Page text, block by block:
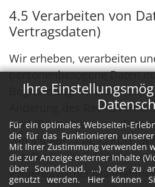
Ihre
Für ein optimales Webseiten-
die für das Funktionieren
Mit Ihrer Zustimmung verwenden
die zur Anzeige externer Inhalte
über Soundcloud, ...) oder zu
genutzt werden. Hier können
4.5 Verarbeiten von
Vertragsdaten)
Wir erheben, verarbeiten
personenbezogene Daten
Begründung, inhaltliche
Änderung des
sind (Bestandsdaten). Dies
von § 6 Abs. 1 lit. c) KDG,
von Daten zur Erfüllung
vorvertraglicher